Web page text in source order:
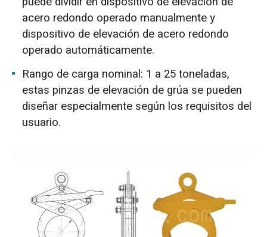
acero redondo operado manualmente y
dispositivo de elevación de acero redondo
operado automáticamente.
Rango de carga nominal: 1 a 25 toneladas,
estas pinzas de elevación de grúa se pueden
diseñar especialmente según los requisitos del
usuario.